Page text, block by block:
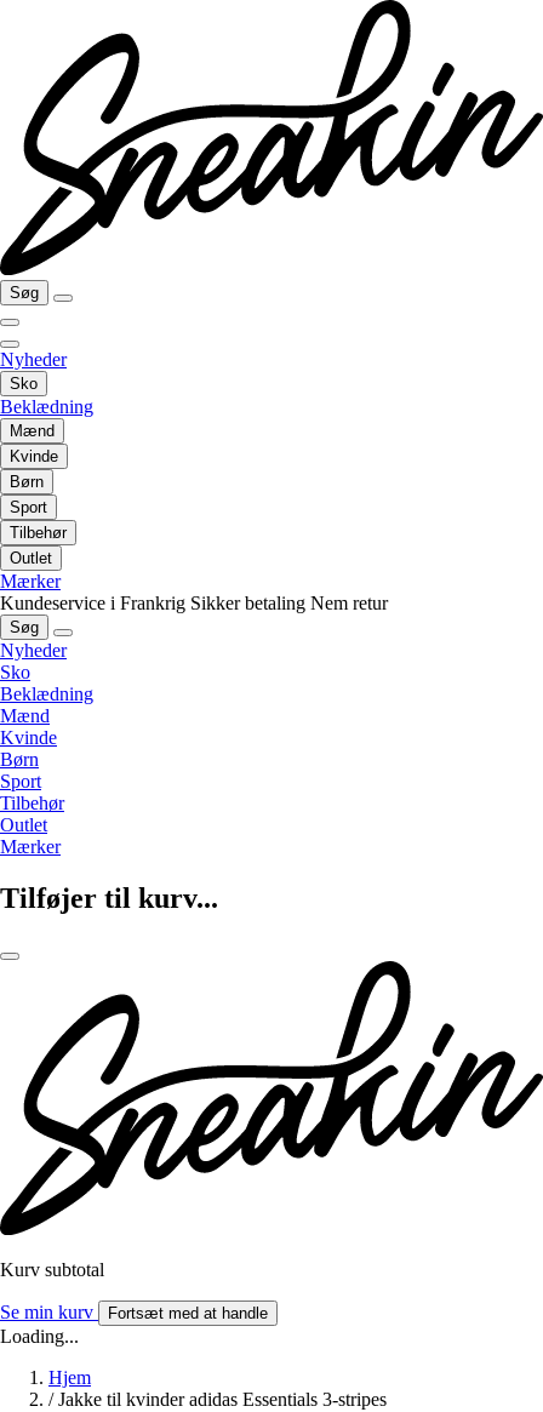
Søg
Nyheder
Sko
Beklædning
Mænd
Kvinde
Børn
Sport
Tilbehør
Outlet
Mærker
Kundeservice i Frankrig Sikker betaling Nem retur
Søg
Nyheder
Sko
Beklædning
Mænd
Kvinde
Børn
Sport
Tilbehør
Outlet
Mærker
Tilføjer til kurv...
Kurv subtotal
Se min kurv Fortsæt med at handle
Loading...
Hjem
/ Jakke til kvinder adidas Essentials 3-stripes